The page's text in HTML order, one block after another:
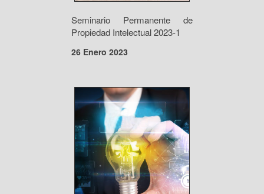
Seminario Permanente de
Propiedad Intelectual 2023-1
26 Enero 2023